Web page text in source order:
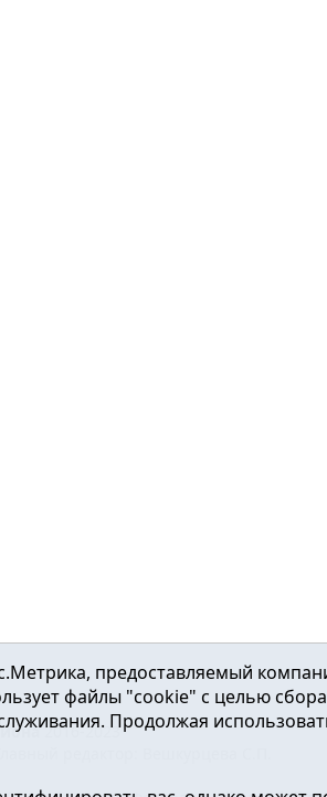
2016-2023
редактор: Вешкурцева С.П.
предоставляемый
файлы "cookie" с целью
Продолжая